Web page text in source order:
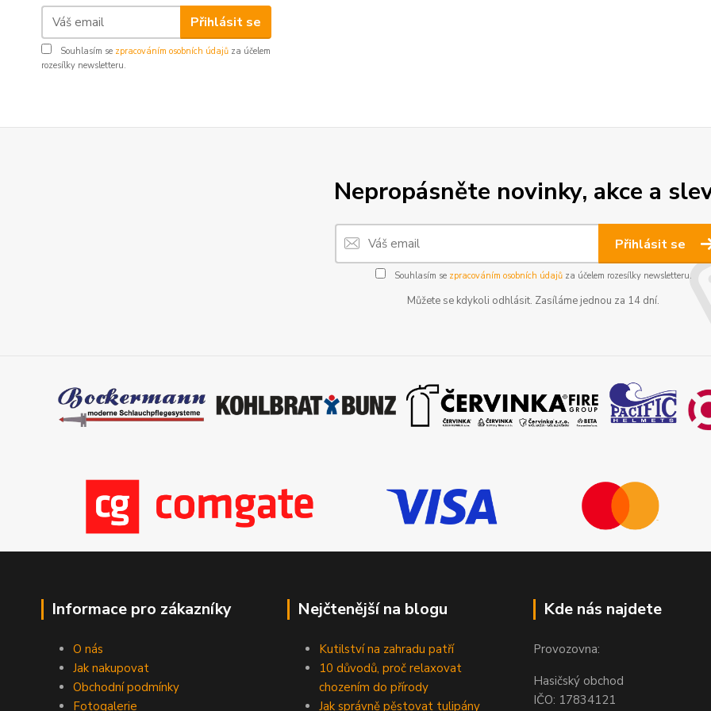
Přihlásit se
Souhlasím se zpracováním osobních údajů za účelem
rozesílky newsletteru.
Nepropásněte novinky, akce a
Přihlásit se
Souhlasím se zpracováním osobních údajůza účelem rozesílky newsletteru.
Můžete se kdykoli odhlásit. Zasíláme jednou za 14 dní.
Informace pro zákazníky
O nás
Jak nakupovat
Obchodní podmínky
Fotogalerie
Nejčtenější na blogu
Kutilství na zahradu patří
10 důvodů, proč relaxovat
chozením do přírody
Jak správně pěstovat tulipány
Kde nás najdete
Provozovna:
Hasičský obchod
IČO: